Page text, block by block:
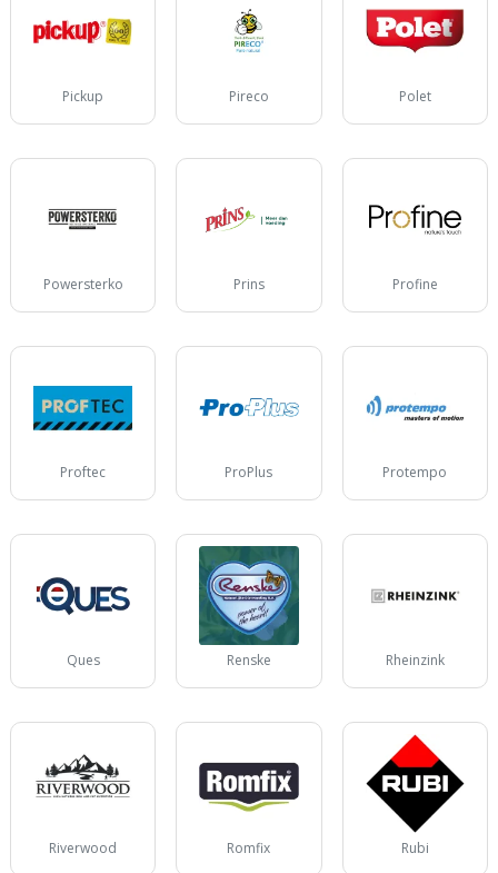
Pickup Pireco Polet
Powersterko Prins Profine
Proftec ProPlus Protempo
Ques Renske Rheinzink
Riverwood Romfix Rubi